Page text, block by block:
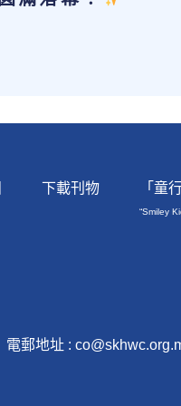
下載刊物 「童
“Smiley
電郵地址 :